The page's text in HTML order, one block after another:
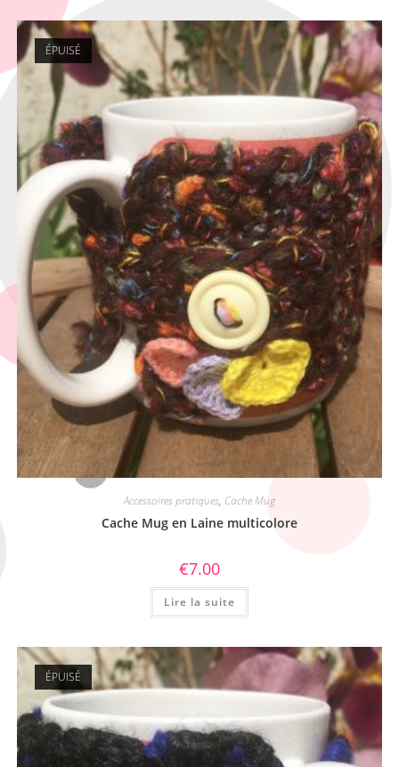
ÉPUISÉ
Accessoires pratiques, Cache Mug
Cache Mug en Laine multicolore
€7.00
Lire la suite
ÉPUISÉ